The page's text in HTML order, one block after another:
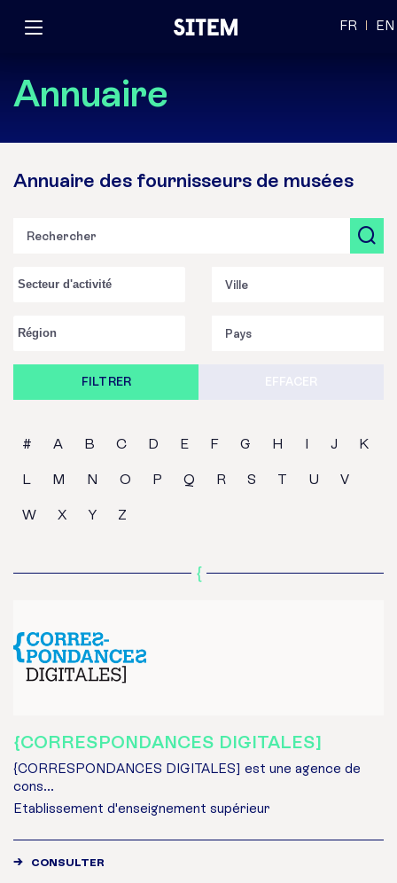
FR EN
Annuaire
Annuaire des fournisseurs de musées
FILTRER
# A B C D E F G H I J K
L M N O P Q R S T U V
W X Y Z
{
{CORRESPONDANCES DIGITALES]
{CORRESPONDANCES DIGITALES] est une agence de
cons...
Etablissement d'enseignement supérieur
CONSULTER